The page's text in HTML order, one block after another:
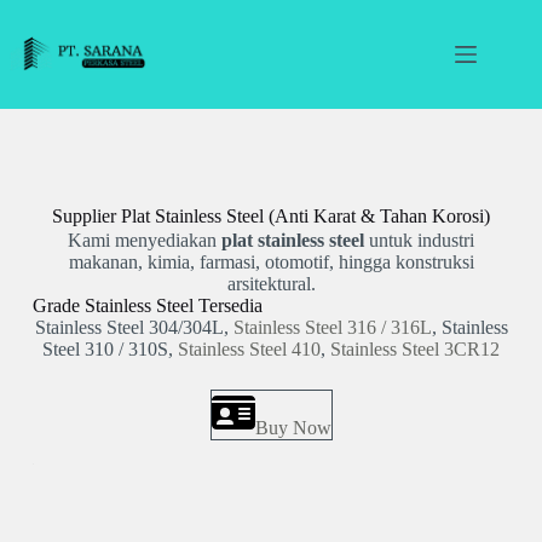
content
Supplier Plat Stainless Steel (Anti Karat & Tahan Korosi)
Kami menyediakanplat stainless steeluntuk industri
makanan, kimia, farmasi, otomotif, hingga konstruksi
arsitektural.
Grade Stainless Steel Tersedia
Stainless Steel 304/304L,Stainless Steel 316 / 316L, Stainless
Steel 310 / 310S,Stainless Steel 410,Stainless Steel 3CR12
Buy Now
Slide 3 of 3